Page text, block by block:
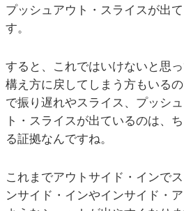
プッシュアウト・スライスが出
す。
すると、これではいけないと思
構え方に戻してしまう方もいる
で振り遅れやスライス、プッシ
ト・スライスが出ているのは、
る証拠なんですね。
これまでアウトサイド・インで
ンサイド・インやインサイド・